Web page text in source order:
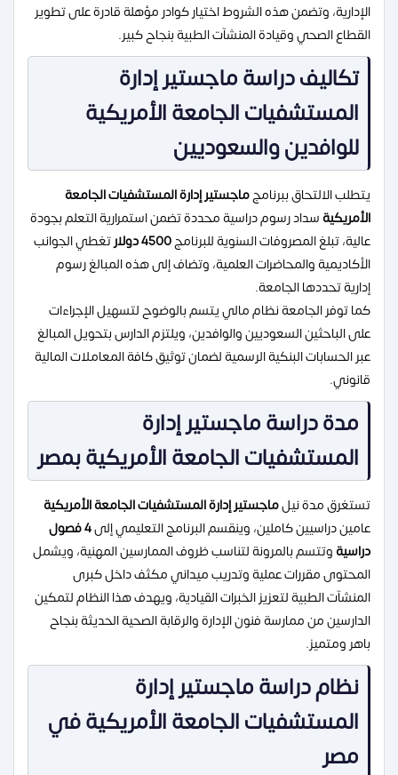
الإدارية، وتضمن هذه الشروط اختيار كوادر مؤهلة قادرة على تطوير
القطاع الصحي وقيادة المنشآت الطبية بنجاح كبير.
تكاليف دراسة ماجستير إدارة
المستشفيات الجامعة الأمريكية
للوافدين والسعوديين
يتطلب الالتحاق ببرنامجماجستير إدارة المستشفيات الجامعة
الأمريكيةسداد رسوم دراسية محددة تضمن استمرارية التعلم بجودة
عالية، تبلغ المصروفات السنوية للبرنامج4500 دولار
تغطي الجوانب
الأكاديمية والمحاضرات العلمية، وتضاف إلى هذه المبالغ رسوم
إدارية تحددها الجامعة.
كما توفر الجامعة نظام مالي يتسم بالوضوح لتسهيل الإجراءات
على الباحثين السعوديين والوافدين، ويلتزم الدارس بتحويل المبالغ
عبر الحسابات البنكية الرسمية لضمان توثيق كافة المعاملات المالية
قانوني.
مدة دراسة ماجستير إدارة
المستشفيات الجامعة الأمريكية بمصر
تستغرق مدة نيلماجستير إدارة المستشفيات الجامعة الأمريكية
عامين دراسيين كاملين، وينقسم البرنامج التعليمي إلى
4 فصول
دراسيةوتتسم بالمرونة لتناسب ظروف الممارسين المهنية، ويشمل
المحتوى مقررات عملية وتدريب ميداني مكثف داخل كبرى
المنشآت الطبية لتعزيز الخبرات القيادية، ويهدف هذا النظام لتمكين
الدارسين من ممارسة فنون الإدارة والرقابة الصحية الحديثة بنجاح
باهر ومتميز.
نظام دراسة ماجستير إدارة
المستشفيات الجامعة الأمريكية في
مصر